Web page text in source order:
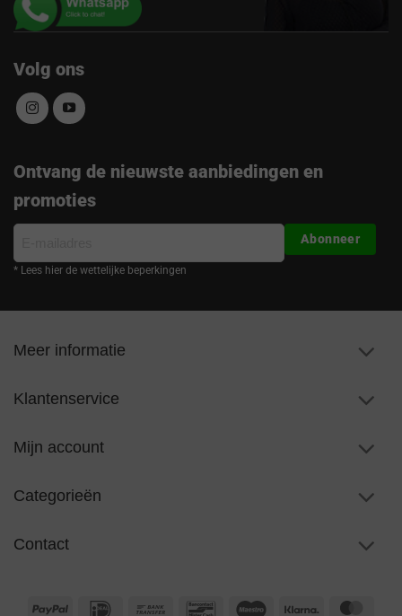
Volg ons
Ontvang de nieuwste aanbiedingen en
promoties
mailadres
* Lees hier de wettelijke beperkingen
Abonneer
Meer informatie
Klantenservice
Mijn account
Categorieën
Contact
PayPal IDeal
Bank
BancontactMaestro Klarna